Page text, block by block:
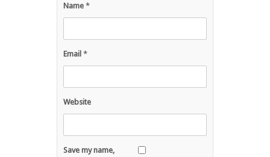
Name *
Email *
Website
Save my name,